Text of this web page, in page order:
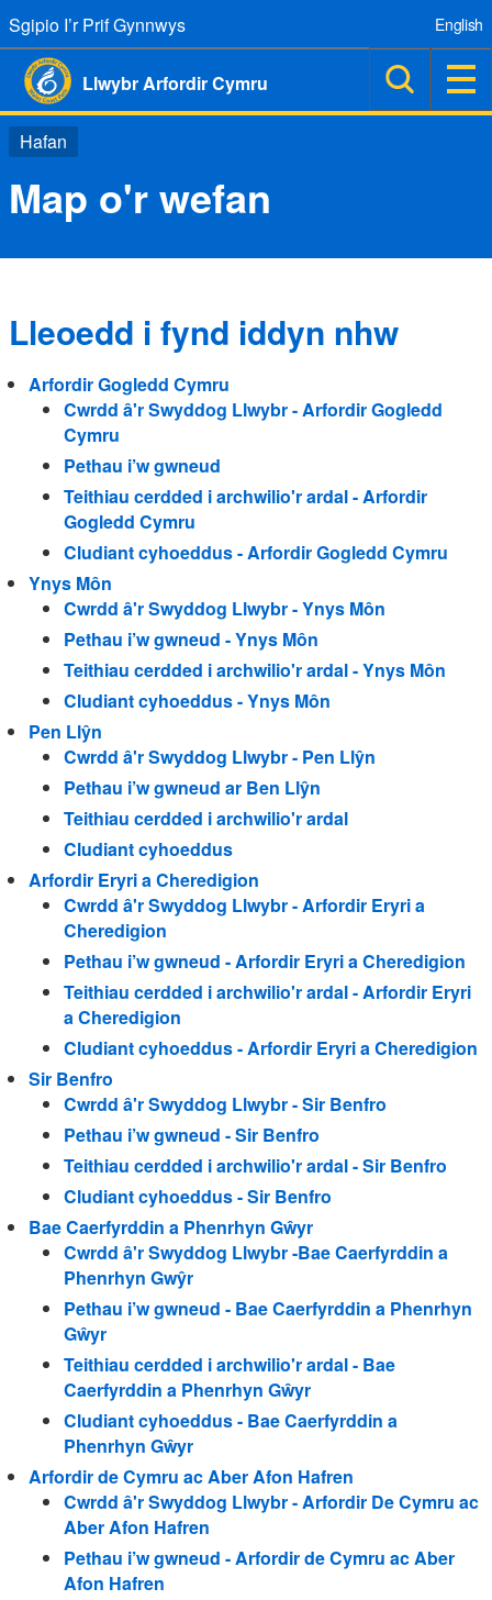
Sgipio I’r Prif Gynnwys
Llwybr Arfordir Cymru
English
Hafan
Map o'r wefan
Lleoedd i fynd iddyn nhw
Arfordir Gogledd Cymru
Cwrdd â'r Swyddog Llwybr - Arfordir Gogledd
Cymru
Pethau i’w gwneud
Teithiau cerdded i archwilio'r ardal - Arfordir
Gogledd Cymru
Cludiant cyhoeddus - Arfordir Gogledd Cymru
Ynys Môn
Cwrdd â'r Swyddog Llwybr - Ynys Môn
Pethau i’w gwneud - Ynys Môn
Teithiau cerdded i archwilio'r ardal - Ynys Môn
Cludiant cyhoeddus - Ynys Môn
Pen Llŷn
Cwrdd â'r Swyddog Llwybr - Pen Llŷn
Pethau i’w gwneud ar Ben Llŷn
Teithiau cerdded i archwilio'r ardal
Cludiant cyhoeddus
Arfordir Eryri a Cheredigion
Cwrdd â'r Swyddog Llwybr - Arfordir Eryri a
Cheredigion
Pethau i’w gwneud - Arfordir Eryri a Cheredigion
Teithiau cerdded i archwilio'r ardal - Arfordir Eryri
a Cheredigion
Cludiant cyhoeddus - Arfordir Eryri a Cheredigion
Sir Benfro
Cwrdd â'r Swyddog Llwybr - Sir Benfro
Pethau i’w gwneud - Sir Benfro
Teithiau cerdded i archwilio'r ardal - Sir Benfro
Cludiant cyhoeddus - Sir Benfro
Bae Caerfyrddin a Phenrhyn Gŵyr
Cwrdd â'r Swyddog Llwybr -Bae Caerfyrddin a
Phenrhyn Gwŷr
Pethau i’w gwneud - Bae Caerfyrddin a Phenrhyn
Gŵyr
Teithiau cerdded i archwilio'r ardal - Bae
Caerfyrddin a Phenrhyn Gŵyr
Cludiant cyhoeddus - Bae Caerfyrddin a
Phenrhyn Gŵyr
Arfordir de Cymru ac Aber Afon Hafren
Cwrdd â'r Swyddog Llwybr - Arfordir De Cymru ac
Aber Afon Hafren
Pethau i’w gwneud - Arfordir de Cymru ac Aber
Afon Hafren